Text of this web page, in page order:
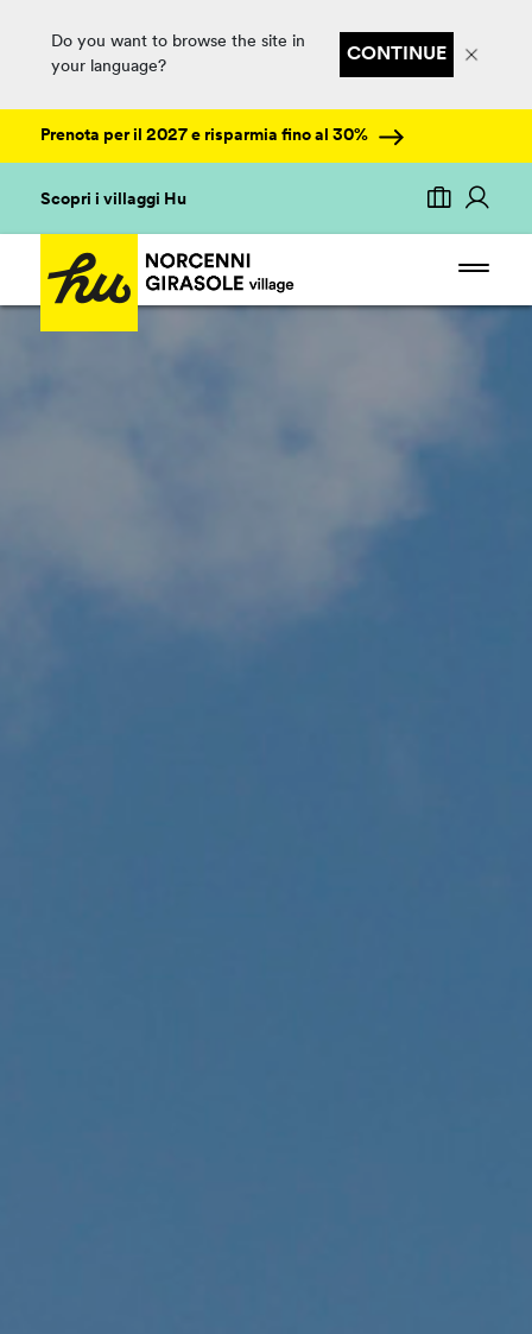
Do you want to browse the site in
your language?
CONTINUE
Prenota per il 2027 e risparmia fino al 30%
Scopri i villaggi Hu